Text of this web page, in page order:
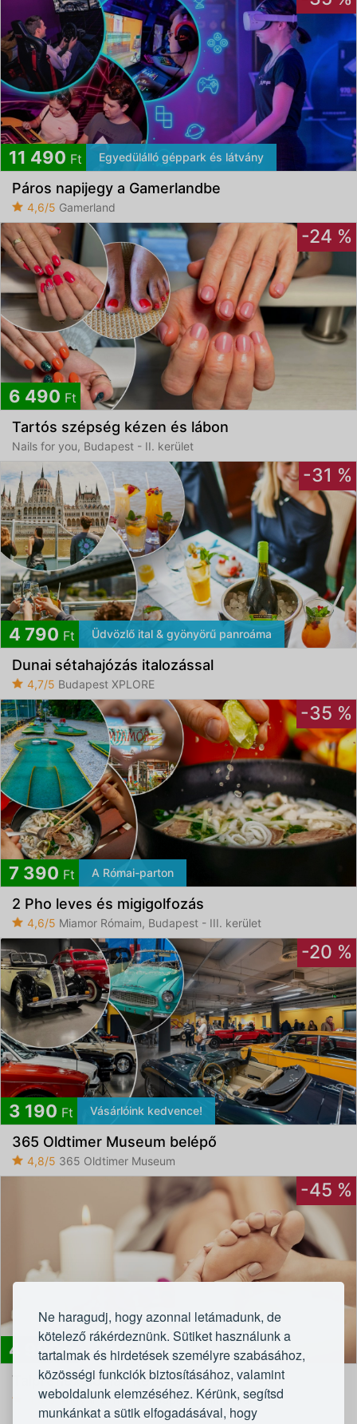
Ne haragudj, hogy azonnal letámadunk, de
kötelező rákérdeznünk. Sütiket használunk a
tartalmak és hirdetések személyre szabásához,
közösségi funkciók biztosításához, valamint
weboldalunk elemzéséhez. Kérünk, segítsd
munkánkat a sütik elfogadásával, hogy
11 490 Ft Egyedülálló géppark és látvány
Páros napijegy a Gamerlandbe
4,6/5 Gamerland
-24 %
6 490 Ft
Tartós szépség kézen és lábon
Nails for you, Budapest - II. kerület
-31 %
4 790 Ft Üdvözlő ital & gyönyörű panroáma
Dunai sétahajózás italozással
4,7/5 Budapest XPLORE
-35 %
7 390 Ft A Római-parton
2 Pho leves és migigolfozás
4,6/5 Miamor Rómaim, Budapest - III. kerület
-20 %
3 190 Ft Vásárlóink kedvence!
365 Oldtimer Museum belépő
4,8/5 365 Oldtimer Museum
-45 %
4 990Ft
Talpreflexológiás kezelés
4,5/5Angyali Érintés, Budapest - VIII. kerület